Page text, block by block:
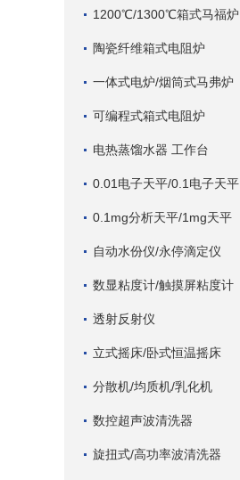
1200℃/1300℃箱式马福炉
陶瓷纤维箱式电阻炉
一体式电炉/烟筒式马弗炉
可编程式箱式电阻炉
电热蒸馏水器 工作台
0.01电子天平/0.1电子天平
0.1mg分析天平/1mg天平
自动水份仪/永停滴定仪
数显粘度计/触摸屏粘度计
透射反射仪
立式摇床/卧式恒温摇床
分散机/均质机/乳化机
数控超声波清洗器
旋扭式/高功率波清洗器